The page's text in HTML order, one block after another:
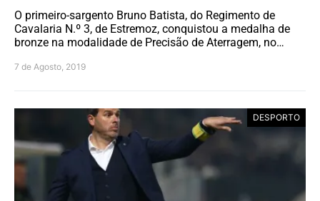
O primeiro-sargento Bruno Batista, do Regimento de
Cavalaria N.º 3, de Estremoz, conquistou a medalha de
bronze na modalidade de Precisão de Aterragem, no…
7 de Agosto, 2019
DESPORTO